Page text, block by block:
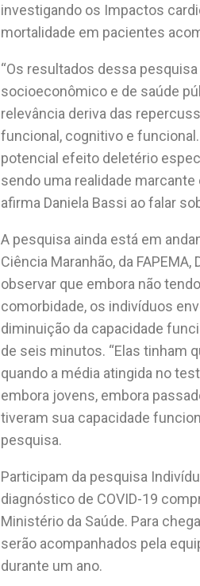
investigando os Impactos
mortalidade em pacientes
“Os resultados dessa
socioeconômico e de saúde
relevância deriva das
funcional, cognitivo e
potencial efeito deletério
sendo uma realidade marcante
afirma Daniela Bassi ao falar
A pesquisa ainda está em
Ciência Maranhão, da
observar que embora não
comorbidade, os indivíduos
diminuição da capacidade
de seis minutos. “Elas tinham
quando a média atingida no
embora jovens, embora
tiveram sua capacidade
pesquisa.
Participam da pesquisa
diagnóstico de COVID-19
Ministério da Saúde. Para
serão acompanhados pela
durante um ano.